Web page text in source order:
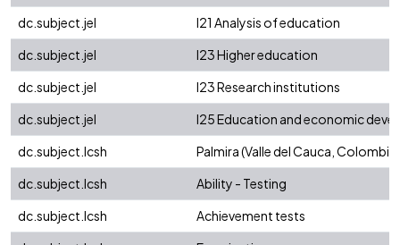
dc.subject.jel
I21 Analysis of education
dc.subject.jel
I23 Higher education
dc.subject.jel
I23 Research institutions
dc.subject.jel
I25 Education and economic
dc.subject.lcsh
Palmira (Valle del Cauca, Colombia)
dc.subject.lcsh
Ability - Testing
dc.subject.lcsh
Achievement tests